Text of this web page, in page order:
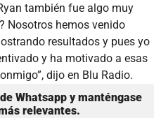
también fue algo muy
Nosotros hemos venido
resultados y pues yo
y ha motivado a esas
dijo en Blu Radio.
Whatsapp y manténgase
relevantes.